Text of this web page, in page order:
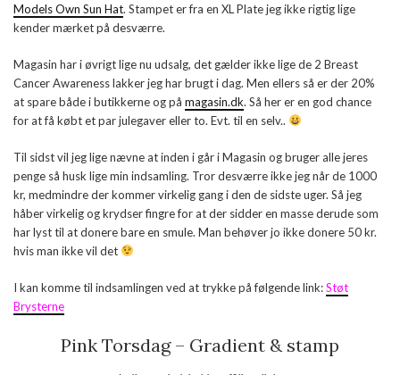
Models Own Sun Hat. Stampet er fra en XL Plate jeg ikke rigtig lige
kender mærket på desværre.
Magasin har i øvrigt lige nu udsalg, det gælder ikke lige de 2 Breast
Cancer Awareness lakker jeg har brugt i dag. Men ellers så er der 20%
at spare både i butikkerne og på magasin.dk. Så her er en god chance
for at få købt et par julegaver eller to. Evt. til en selv..
Til sidst vil jeg lige nævne at inden i går i Magasin og bruger alle jeres
penge så husk lige min indsamling. Tror desværre ikke jeg når de 1000
kr, medmindre der kommer virkelig gang i den de sidste uger. Så jeg
håber virkelig og krydser fingre for at der sidder en masse derude som
har lyst til at donere bare en smule. Man behøver jo ikke donere 50 kr.
hvis man ikke vil det
I kan komme til indsamlingen ved at trykke på følgende link:Støt
Brysterne
Pink Torsdag – Gradient & stamp